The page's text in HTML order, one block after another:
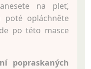
na pleť,
opláchněte
po této masce
popraskaných